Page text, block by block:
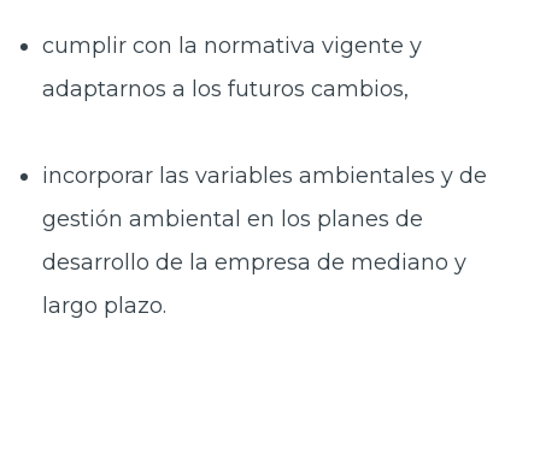
cumplir con la normativa vigente y
adaptarnos a los futuros cambios,
incorporar las variables ambientales y de
gestión ambiental en los planes de
desarrollo de la empresa de mediano y
largo plazo.